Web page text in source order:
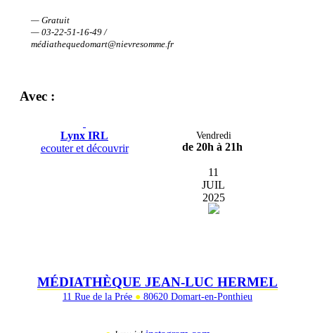
— Gratuit
— 03-22-51-16-49 /
médiathequedomart@nievresomme.fr
Avec :
Lynx IRL
ecouter et découvrir
Vendredi
de 20h à 21h
11
JUIL
2025
MÉDIATHÈQUE JEAN-LUC HERMEL
11 Rue de la Prée ● 80620 Domart-en-Ponthieu